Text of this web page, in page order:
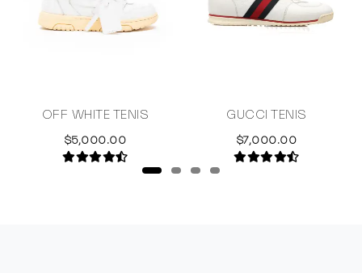
OFF WHITE TENIS
$5,000.00
GUCCI TENIS
$7,000.00